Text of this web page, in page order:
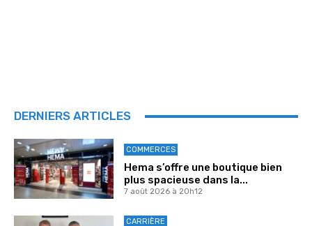
DERNIERS ARTICLES
COMMERCES
Hema s’offre une boutique bien
plus spacieuse dans la...
7 août 2026 à 20h12
CARRIÈRE